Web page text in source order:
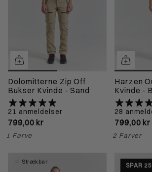
Dolomitterne Zip Off
Bukser Kvinde - Sand
21 anmeldelser
799,00 kr
1 Farve
Harzen
Kvinde -
28
799,00 kr
2 Farver
Strækbar SPAR